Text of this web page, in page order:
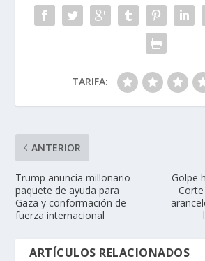
TARIFA:
ANTERIOR
Trump anuncia millonario
paquete de ayuda para
Gaza y conformación de
fuerza internacional
Golpe
ARTÍCULOS RELACIONADOS